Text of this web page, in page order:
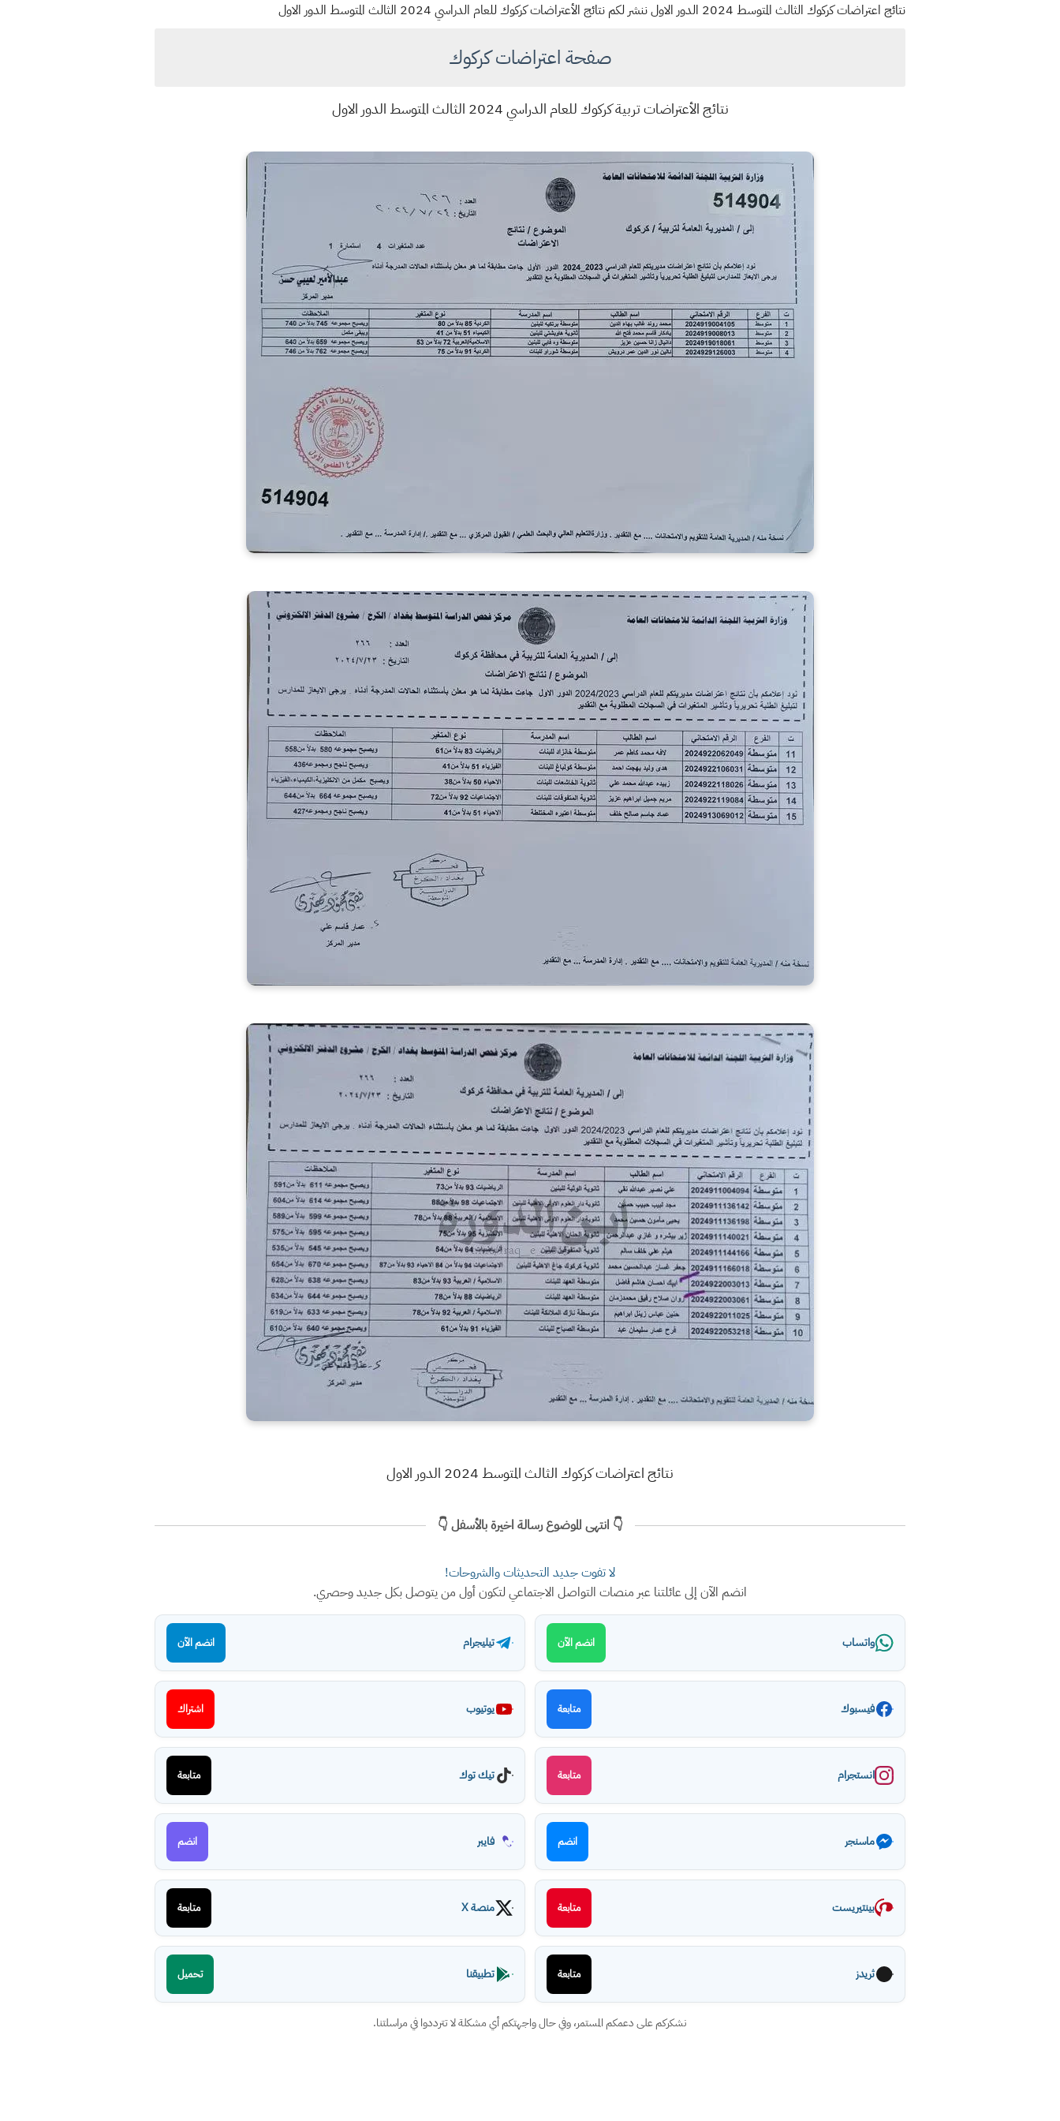
نتائج اعتراضات كركوك الثالث المتوسط 2024 الدور الاول ننشر لكم نتائج الأعتراضات كركوك للعام الدراسي 2024 الثالث المتوسط الدور الاول
صفحة اعتراضات كركوك
نتائج الأعتراضات تربية كركوك للعام الدراسي 2024 الثالث المتوسط الدور الاول
نتائج اعتراضات كركوك الثالث المتوسط 2024 الدور الاول
👇 انتهى الموضوع رسالة اخيرة بالأسفل 👇
لا تفوت جديد التحديثات والشروحات!
انضم الآن إلى عائلتنا عبر منصات التواصل الاجتماعي لتكون أول من يتوصل بكل جديد وحصري.
واتساب انضم الآن تيليجرام انضم الآن
فيسبوك متابعة يوتيوب اشتراك
انستجرام متابعة تيك توك متابعة
ماسنجر انضم فايبر انضم
بينتيريست متابعة منصة X متابعة
ثريدز متابعة تطبيقنا تحميل
نشكركم على دعمكم المستمر، وفي حال واجهتكم أي مشكلة لا تترددوا في مراسلتنا.